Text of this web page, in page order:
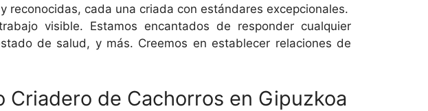
reconocidas, cada una criada con estándares excepcionales.
visible. Estamos encantados de responder cualquier
de salud, y más. Creemos en establecer relaciones de
de Cachorros en Gipuzkoa